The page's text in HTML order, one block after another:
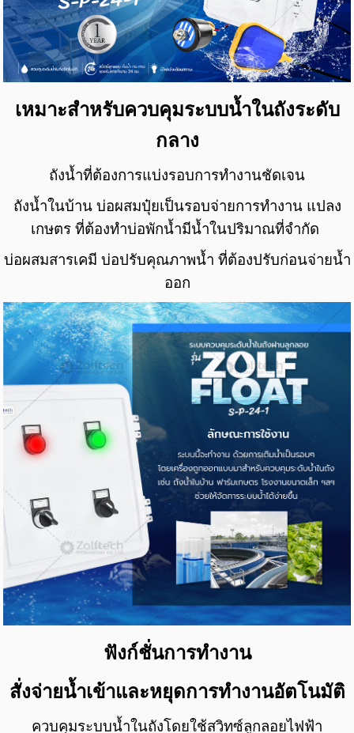
เหมาะสำหรับควบคุมระบบน้ำในถังระดับ
กลาง
ถังน้ำที่ต้องการแบ่งรอบการทำงานชัดเจน
ถังน้ำในบ้าน บ่อผสมปุ๋ยเป็นรอบจ่ายการทำงาน แปลง
เกษตร ที่ต้องทำบ่อพักน้ำมีน้ำในปริมาณที่จำกัด
บ่อผสมสารเคมี บ่อปรับคุณภาพน้ำ ที่ต้องปรับก่อนจ่ายน้ำ
ออก
ฟังก์ชั่นการทำงาน
สั่งจ่ายน้ำเข้าและหยุดการทำงานอัตโนมัติ
ควบคุมระบบน้ำในถังโดยใช้สวิทซ์ลูกลอยไฟฟ้า